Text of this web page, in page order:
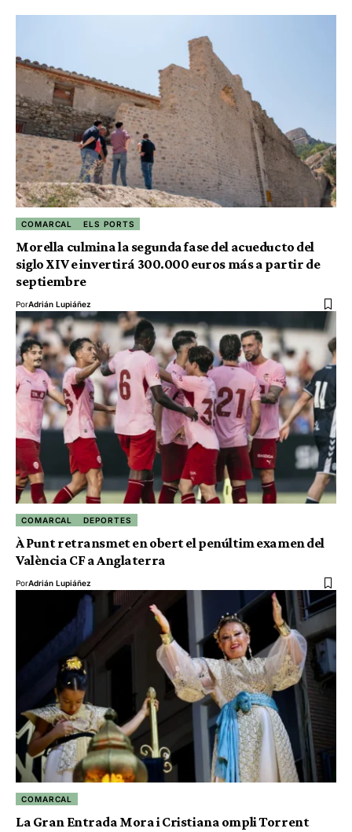
COMARCAL ELS PORTS
Morella culmina la segunda fase del acueducto del
siglo XIV e invertirá 300.000 euros más a partir de
septiembre
PorAdrián Lupiáñez
COMARCAL DEPORTES
À Punt retransmet en obert el penúltim examen del
València CF a Anglaterra
PorAdrián Lupiáñez
COMARCAL
La Gran Entrada Mora i Cristiana ompli Torrent